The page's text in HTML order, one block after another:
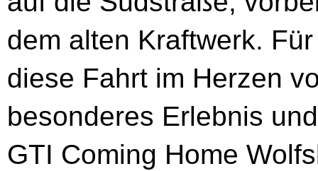
dem alten Kraftwerk.
diese Fahrt im Herzen
besonderes Erlebnis
GTI Coming Home